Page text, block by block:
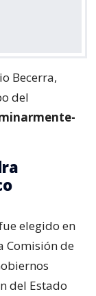
Becerra,
del
elegido en
Comisión de
del Estado